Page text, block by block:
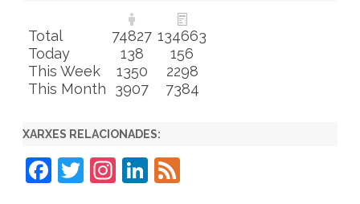
Total 74827 134663
Today
138
156
This Week
1350
2298
This Month
3907 7384
XARXES RELACIONADES:
F
T
In Li